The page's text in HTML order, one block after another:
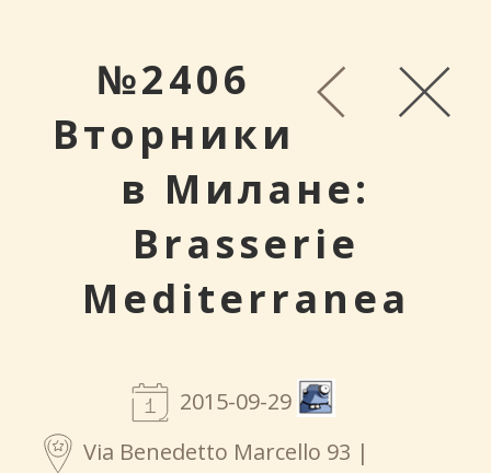
№2406
Вторники
в Милане:
Brasserie
Mediterranea
2015-09-29
Via Benedetto Marcello 93 |